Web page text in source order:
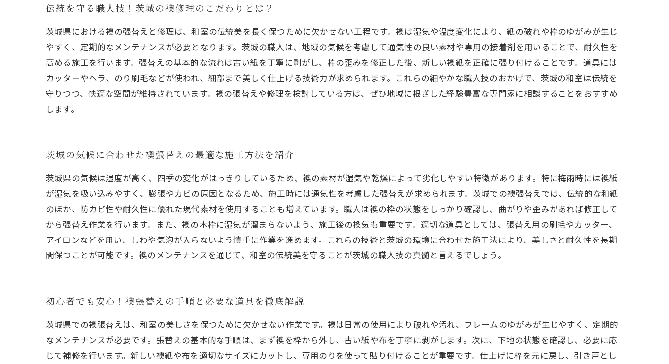
伝統を守る職人技！茨城の襖修理のこだわりとは？
茨城県における襖の張替えと修理は、和室の伝統美を長く保つために欠かせない工程です。襖は湿気や温度変化により、紙の破れや枠のゆがみが生じ
やすく、定期的なメンテナンスが必要となります。茨城の職人は、地域の気候を考慮して通気性の良い素材や専用の接着剤を用いることで、耐久性を
高める施工を行います。張替えの基本的な流れは古い紙を丁寧に剥がし、枠の歪みを修正した後、新しい襖紙を正確に張り付けることです。道具には
カッターやヘラ、のり刷毛などが使われ、細部まで美しく仕上げる技術力が求められます。これらの細やかな職人技のおかげで、茨城の和室は伝統を
守りつつ、快適な空間が維持されています。襖の張替えや修理を検討している方は、ぜひ地域に根ざした経験豊富な専門家に相談することをおすすめ
します。
茨城の気候に合わせた襖張替えの最適な施工方法を紹介
茨城県の気候は湿度が高く、四季の変化がはっきりしているため、襖の素材が湿気や乾燥によって劣化しやすい特徴があります。特に梅雨時には襖紙
が湿気を吸い込みやすく、膨張やカビの原因となるため、施工時には通気性を考慮した張替えが求められます。茨城での襖張替えでは、伝統的な和紙
のほか、防カビ性や耐久性に優れた現代素材を使用することも増えています。職人は襖の枠の状態をしっかり確認し、曲がりや歪みがあれば修正して
から張替え作業を行います。また、襖の木枠に湿気が溜まらないよう、施工後の換気も重要です。適切な道具としては、張替え用の刷毛やカッター、
アイロンなどを用い、しわや気泡が入らないよう慎重に作業を進めます。これらの技術と茨城の環境に合わせた施工法により、美しさと耐久性を長期
間保つことが可能です。襖のメンテナンスを通じて、和室の伝統美を守ることが茨城の職人技の真髄と言えるでしょう。
初心者でも安心！襖張替えの手順と必要な道具を徹底解説
茨城県での襖張替えは、和室の美しさを保つために欠かせない作業です。襖は日常の使用により破れや汚れ、フレームのゆがみが生じやすく、定期的
なメンテナンスが必要です。張替えの基本的な手順は、まず襖を枠から外し、古い紙や布を丁寧に剥がします。次に、下地の状態を確認し、必要に応
じて補修を行います。新しい襖紙や布を適切なサイズにカットし、専用のりを使って貼り付けることが重要です。仕上げに枠を元に戻し、引き戸とし